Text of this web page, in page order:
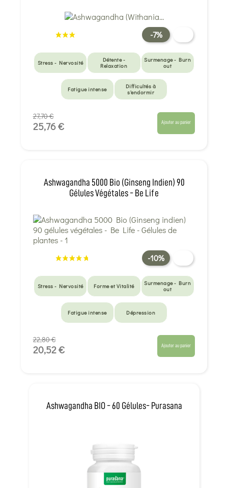
-7%
Stress - Nervosité
Détente -
Relaxation
Surmenage - Burn
out
Fatigue intense
Difficultés à
s'endormir
27,70 €
25,76 € Ajouter au panier
Ashwagandha 5000 Bio (Ginseng Indien) 90
Gélules Végétales - Be Life
-10%
Stress - Nervosité Forme et Vitalité
Surmenage - Burn
out
Fatigue intense Dépression
22,80 €
20,52 € Ajouter au panier
Ashwagandha BIO - 60 Gélules- Purasana